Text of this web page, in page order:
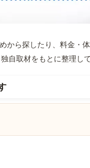
から探したり、料金・
自取材をもとに整理して